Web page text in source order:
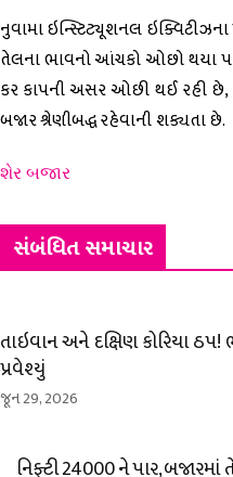
નુવામા ઇન્સ્ટિટ્યૂશનલ
તેલના ભાવનો આંચકો ઓછો થયા
કર કાપની અસર ઓછી થઈ રહી છે,
બજાર શ્રેણીબદ્ધ રહેવાની શક્યતા છે.
શેર બજાર
સંબંધિત સમાચાર
તાઇવાન અને દક્ષિણ કોરિયા
પ્રવેશ્યું
જૂન 29, 2026
નિફ્ટી 24000 ને પાર,